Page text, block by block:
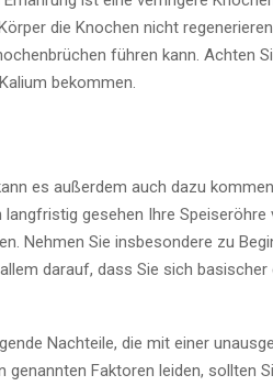
die Knochen nicht
führen kann. Achten
bekommen.
es außerdem auch dazu
gesehen Ihre Speiseröhre
Nehmen Sie insbesondere zu
darauf, dass Sie sich basischer
Nachteile, die mit einer
Faktoren leiden, sollten